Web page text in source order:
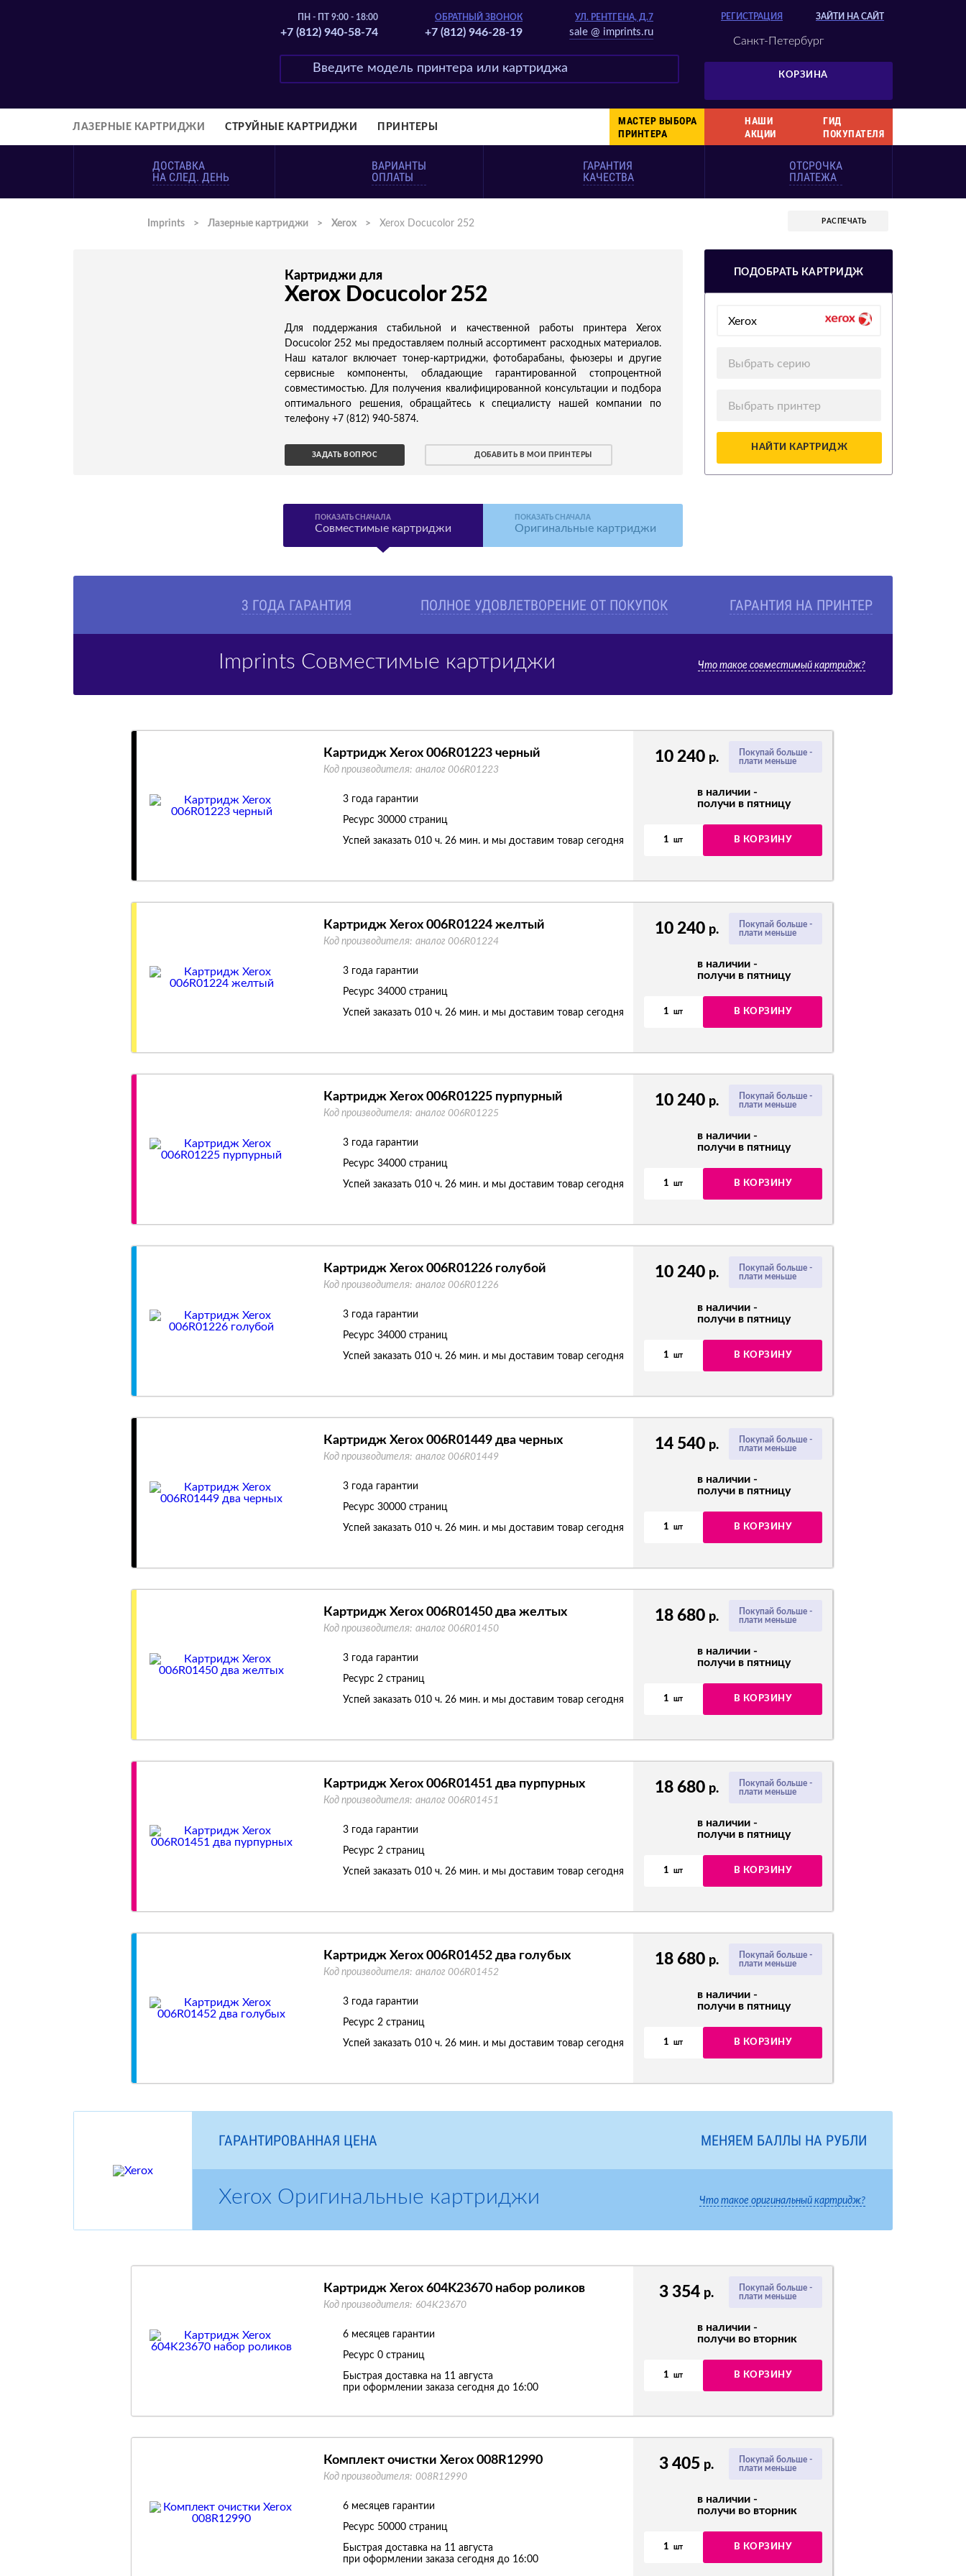
КОРЗИНА
РЕГИСТРАЦИЯ ЗАЙТИ НА САЙТ
Санкт-Петербург
ПН - ПТ 9:00 - 18:00
+7 (812) 940-58-74
ОБРАТНЫЙ ЗВОНОК
+7 (812) 946-28-19
УЛ. РЕНТГЕНА, Д.7
sale @ imprints.ru
НАШИ
АКЦИИ
ГИД
ПОКУПАТЕЛЯ
МАСТЕР ВЫБОРА
ПРИНТЕРА
ЛАЗЕРНЫЕ КАРТРИДЖИ СТРУЙНЫЕ КАРТРИДЖИ ПРИНТЕРЫ
ДОСТАВКА
НА СЛЕД. ДЕНЬ
ВАРИАНТЫ
ОПЛАТЫ
ГАРАНТИЯ
КАЧЕСТВА
ОТСРОЧКА
ПЛАТЕЖА
Imprints > Лазерные картриджи > Xerox > Xerox Docucolor 252
Картриджи для
Xerox Docucolor 252
Для поддержания стабильной и качественной работы принтера Xerox
Docucolor 252 мы предоставляем полный ассортимент расходных материалов.
Наш каталог включает тонер-картриджи, фотобарабаны, фьюзеры и другие
сервисные компоненты, обладающие гарантированной стопроцентной
совместимостью. Для получения квалифицированной консультации и подбора
оптимального решения, обращайтесь к специалисту нашей компании по
телефону +7 (812) 940-5874.
ЗАДАТЬ ВОПРОС ДОБАВИТЬ В МОИ ПРИНТЕРЫ
РАСПЕЧАТЬ
ПОДОБРАТЬ КАРТРИДЖ
Xerox
Выбрать серию
Выбрать принтер
НАЙТИ КАРТРИДЖ
ПОКАЗАТЬ СНАЧАЛА
Совместимые картриджи
ПОКАЗАТЬ СНАЧАЛА
Оригинальные картриджи
3 ГОДА ГАРАНТИЯ ПОЛНОЕ УДОВЛЕТВОРЕНИЕ ОТ ПОКУПОК ГАРАНТИЯ НА ПРИНТЕР
Что такое совместимый картридж?
Imprints Совместимые картриджи
Покупай больше -
плати меньше
10 240 р.
в наличии -
получи в пятницу
1 шт В КОРЗИНУ
Картридж Xerox 006R01223 черный
Код производителя: аналог 006R01223
3 года гарантии
Ресурс 30000 страниц
Успей заказать 010 ч. 26 мин. и мы доставим товар сегодня
Покупай больше -
плати меньше
10 240 р.
в наличии -
получи в пятницу
1 шт В КОРЗИНУ
Картридж Xerox 006R01224 желтый
Код производителя: аналог 006R01224
3 года гарантии
Ресурс 34000 страниц
Успей заказать 010 ч. 26 мин. и мы доставим товар сегодня
Покупай больше -
плати меньше
10 240 р.
в наличии -
получи в пятницу
1 шт В КОРЗИНУ
Картридж Xerox 006R01225 пурпурный
Код производителя: аналог 006R01225
3 года гарантии
Ресурс 34000 страниц
Успей заказать 010 ч. 26 мин. и мы доставим товар сегодня
Покупай больше -
плати меньше
10 240 р.
в наличии -
получи в пятницу
1 шт В КОРЗИНУ
Картридж Xerox 006R01226 голубой
Код производителя: аналог 006R01226
3 года гарантии
Ресурс 34000 страниц
Успей заказать 010 ч. 26 мин. и мы доставим товар сегодня
Покупай больше -
плати меньше
14 540 р.
в наличии -
получи в пятницу
1 шт В КОРЗИНУ
Картридж Xerox 006R01449 два черных
Код производителя: аналог 006R01449
3 года гарантии
Ресурс 30000 страниц
Успей заказать 010 ч. 26 мин. и мы доставим товар сегодня
Покупай больше -
плати меньше
18 680 р.
в наличии -
получи в пятницу
1 шт В КОРЗИНУ
Картридж Xerox 006R01450 два желтых
Код производителя: аналог 006R01450
3 года гарантии
Ресурс 2 страниц
Успей заказать 010 ч. 26 мин. и мы доставим товар сегодня
Покупай больше -
плати меньше
18 680 р.
в наличии -
получи в пятницу
1 шт В КОРЗИНУ
Картридж Xerox 006R01451 два пурпурных
Код производителя: аналог 006R01451
3 года гарантии
Ресурс 2 страниц
Успей заказать 010 ч. 26 мин. и мы доставим товар сегодня
Покупай больше -
плати меньше
18 680 р.
в наличии -
получи в пятницу
1 шт В КОРЗИНУ
Картридж Xerox 006R01452 два голубых
Код производителя: аналог 006R01452
3 года гарантии
Ресурс 2 страниц
Успей заказать 010 ч. 26 мин. и мы доставим товар сегодня
МЕНЯЕМ БАЛЛЫ НА РУБЛИ
ГАРАНТИРОВАННАЯ ЦЕНА
Что такое оригинальный картридж?
Xerox Оригинальные картриджи
Покупай больше -
плати меньше
3 354 р.
в наличии -
получи во вторник
1 шт В КОРЗИНУ
Картридж Xerox 604K23670 набор роликов
Код производителя: 604K23670
6 месяцев гарантии
Ресурс 0 страниц
Быстрая доставка на 11 августа
при оформлении заказа сегодня до 16:00
Покупай больше -
плати меньше
3 405 р.
в наличии -
получи во вторник
1 шт В КОРЗИНУ
Комплект очистки Xerox 008R12990
Код производителя: 008R12990
6 месяцев гарантии
Ресурс 50000 страниц
Быстрая доставка на 11 августа
при оформлении заказа сегодня до 16:00